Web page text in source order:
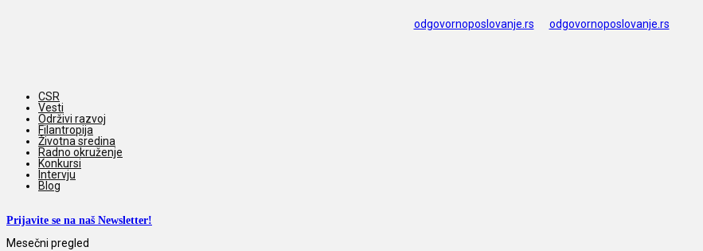
CSR
Vesti
Održivi razvoj
Filantropija
Životna sredina
Radno okruženje
Konkursi
Intervju
Blog
Prijavite se na naš Newsletter!
Mesečni pregled